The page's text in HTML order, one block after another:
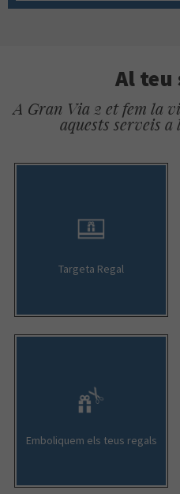
Al teu
A Gran Via 2 et fem la
aquests serveis
Targeta Regal
Emboliquem els teus regals